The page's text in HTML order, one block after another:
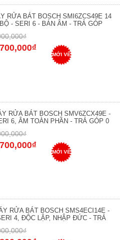
RỬA BÁT BOSCH SMI6ZCS49E 14
BỘ - SERI 6 - BÁN ÂM - TRẢ GÓP
MỚI VỀ
RỬA BÁT BOSCH SMV6ZCX49E -
6, ÂM TOÀN PHẦN - TRẢ GÓP 0
MỚI VỀ
RỬA BÁT BOSCH SMS4ECI14E -
4, ĐỘC LẬP, NHẬP ĐỨC - TRẢ